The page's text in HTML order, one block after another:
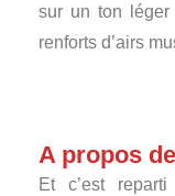
sur un ton léger
renforts d’airs
A propos
Et c’est